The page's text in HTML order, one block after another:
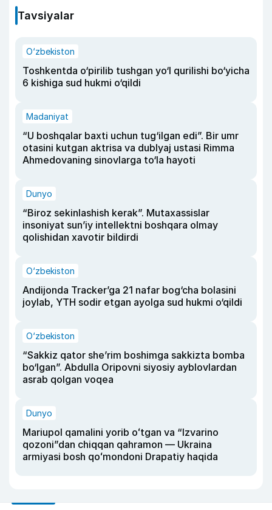
Tavsiyalar
O‘zbekiston
Toshkentda o‘pirilib tushgan yo‘l qurilishi bo‘yicha
6 kishiga sud hukmi o‘qildi
Madaniyat
“U boshqalar baxti uchun tug‘ilgan edi”. Bir umr
otasini kutgan aktrisa va dublyaj ustasi Rimma
Ahmedovaning sinovlarga to‘la hayoti
Dunyo
“Biroz sekinlashish kerak”. Mutaxassislar
insoniyat sun’iy intellektni boshqara olmay
qolishidan xavotir bildirdi
O‘zbekiston
Andijonda Tracker’ga 21 nafar bog‘cha bolasini
joylab, YTH sodir etgan ayolga sud hukmi o‘qildi
O‘zbekiston
“Sakkiz qator she’rim boshimga sakkizta bomba
bo‘lgan”. Abdulla Oripovni siyosiy ayblovlardan
asrab qolgan voqea
Dunyo
Mariupol qamalini yorib oʻtgan va “Izvarino
qozoni”dan chiqqan qahramon — Ukraina
armiyasi bosh qoʻmondoni Drapatiy haqida